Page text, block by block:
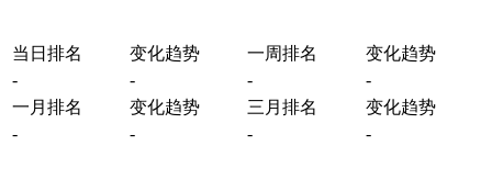
当日排名 变化趋势 一周排名
变化趋势
-
- -
-
一月排名
变化趋势 三月排名
变化趋势
-
- - -